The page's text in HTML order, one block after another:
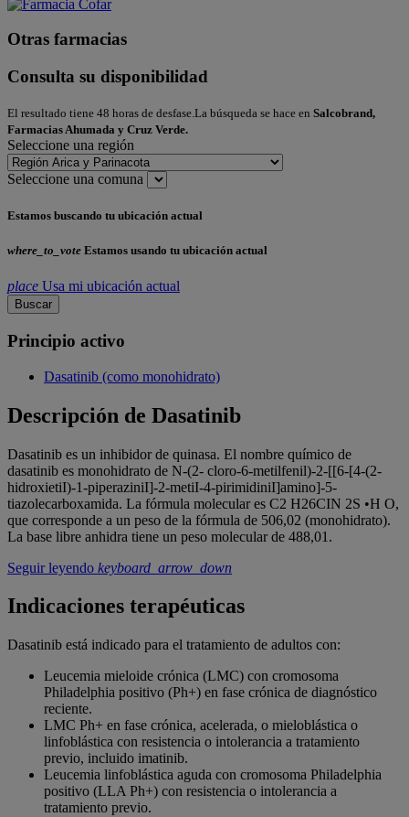
Otras farmacias
Consulta su disponibilidad
El resultado tiene 48 horas de desfase.La búsqueda se hace en Salcobrand,
Farmacias Ahumada y Cruz Verde.
Seleccione una región
Seleccione una comuna
Estamos buscando tu ubicación actual
where_to_vote Estamos usando tu ubicación actual
place Usa mi ubicación actual
Buscar
Principio activo
Dasatinib (como monohidrato)
Descripción de Dasatinib
Dasatinib es un inhibidor de quinasa. El nombre químico de
dasatinib es monohidrato de N-(2- cloro-6-metilfenil)-2-[[6-[4-(2-
hidroxietiI)-1-piperaziniI]-2-metiI-4-pirimidiniI]amino]-5-
tiazolecarboxamida. La fórmula molecular es C2 H26CIN 2S •H O,
que corresponde a un peso de la fórmula de 506,02 (monohidrato).
La base libre anhidra tiene un peso molecular de 488,01.
Seguir leyendo keyboard_arrow_down
Indicaciones terapéuticas
Dasatinib está indicado para el tratamiento de adultos con:
Leucemia mieloide crónica (LMC) con cromosoma
Philadelphia positivo (Ph+) en fase crónica de diagnóstico
reciente.
LMC Ph+ en fase crónica, acelerada, o mieloblástica o
linfoblástica con resistencia o intolerancia a tratamiento
previo, incluido imatinib.
Leucemia linfoblástica aguda con cromosoma Philadelphia
positivo (LLA Ph+) con resistencia o intolerancia a
tratamiento previo.